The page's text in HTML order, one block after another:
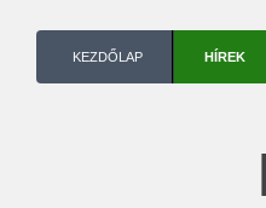
KEZDŐLAP HÍREK